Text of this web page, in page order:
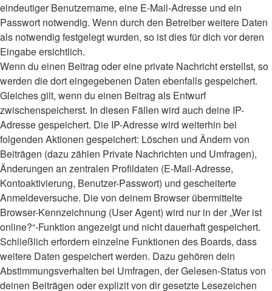
eindeutiger Benutzername, eine E-Mail-Adresse und ein
Passwort notwendig. Wenn durch den Betreiber weitere Daten
als notwendig festgelegt wurden, so ist dies für dich vor deren
Eingabe ersichtlich.
Wenn du einen Beitrag oder eine private Nachricht erstellst, so
werden die dort eingegebenen Daten ebenfalls gespeichert.
Gleiches gilt, wenn du einen Beitrag als Entwurf
zwischenspeicherst. In diesen Fällen wird auch deine IP-
Adresse gespeichert. Die IP-Adresse wird weiterhin bei
folgenden Aktionen gespeichert: Löschen und Ändern von
Beiträgen (dazu zählen Private Nachrichten und Umfragen),
Änderungen an zentralen Profildaten (E-Mail-Adresse,
Kontoaktivierung, Benutzer-Passwort) und gescheiterte
Anmeldeversuche. Die von deinem Browser übermittelte
Browser-Kennzeichnung (User Agent) wird nur in der „Wer ist
online?“-Funktion angezeigt und nicht dauerhaft gespeichert.
Schließlich erfordern einzelne Funktionen des Boards, dass
weitere Daten gespeichert werden. Dazu gehören dein
Abstimmungsverhalten bei Umfragen, der Gelesen-Status von
deinen Beiträgen oder explizit von dir gesetzte Lesezeichen